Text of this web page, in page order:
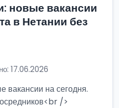
новые вакансии
в Нетании без
17.06.2026
вакансии на сегодня.
/>